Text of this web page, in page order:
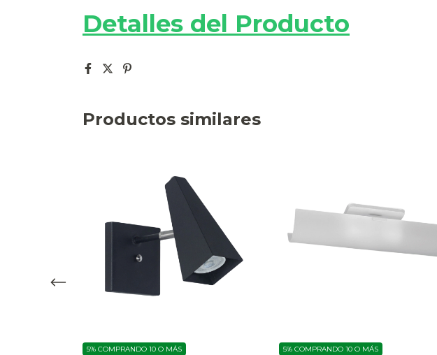
Detalles del Producto
Productos similares
5% COMPRANDO 10 O MÁS 5% COMPRANDO 10 O MÁS